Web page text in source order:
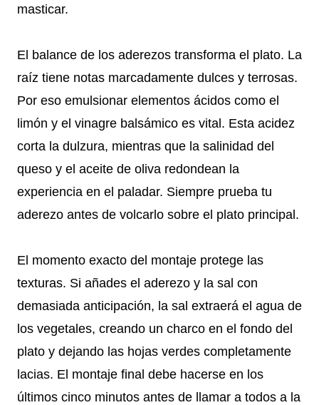
masticar.
El balance de los aderezos transforma el plato. La
raíz tiene notas marcadamente dulces y terrosas.
Por eso emulsionar elementos ácidos como el
limón y el vinagre balsámico es vital. Esta acidez
corta la dulzura, mientras que la salinidad del
queso y el aceite de oliva redondean la
experiencia en el paladar. Siempre prueba tu
aderezo antes de volcarlo sobre el plato principal.
El momento exacto del montaje protege las
texturas. Si añades el aderezo y la sal con
demasiada anticipación, la sal extraerá el agua de
los vegetales, creando un charco en el fondo del
plato y dejando las hojas verdes completamente
lacias. El montaje final debe hacerse en los
últimos cinco minutos antes de llamar a todos a la